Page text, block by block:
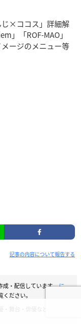
じ×ココス」詳細解
」「ROF-MAO」
ージのメニュー等
記事の内容について報告する
成・配信しています。に
ださい。
舞台・俳優などの情